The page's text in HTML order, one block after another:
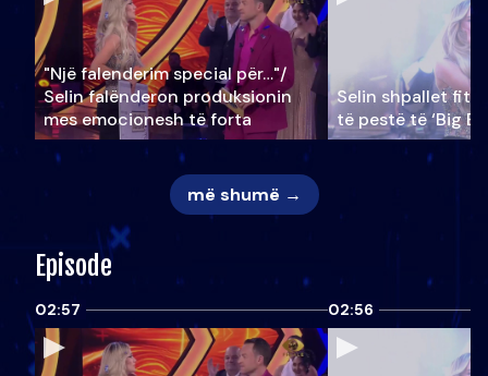
"Një falenderim special për…"/
Selin falënderon produksionin
mes emocionesh të forta
Selin shpallet
të pestë të ‘Big
më shumë →
Episode
02:57 02:56